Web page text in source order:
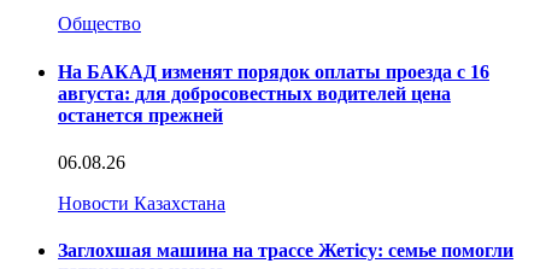
Общество
На БАКАД изменят порядок оплаты проезда с 16
августа: для добросовестных водителей цена
останется прежней
06.08.26
Новости Казахстана
Заглохшая машина на трассе Жетісу: семье помогли